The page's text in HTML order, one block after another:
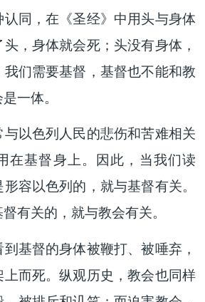
同，在《圣经》中用头与身体
，身体就会死；头没有身体，
们需要基督，基督也不能和教
一体。
与以色列人民的悲伤和苦难相关
在基督身上。因此，当我们读
形容以色列的，就与基督有关。
有关的，就与教会有关。
基督的身体被鞭打、被唾弃，
而死。纵观历史，教会也同样